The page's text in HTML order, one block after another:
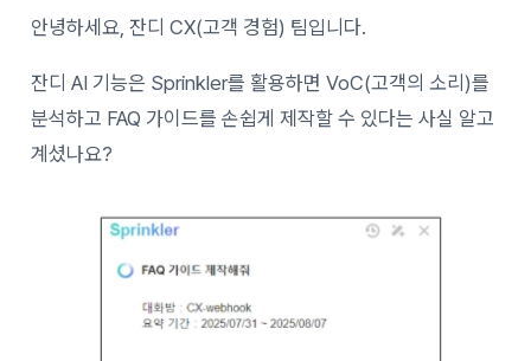
안녕하세요, 잔디 CX(고객 경험) 팀입니다.
잔디 AI 기능은 Sprinkler를 활용하면 VoC(고객의 소리)를
분석하고 FAQ 가이드를 손쉽게 제작할 수 있다는 사실 알고
계셨나요?